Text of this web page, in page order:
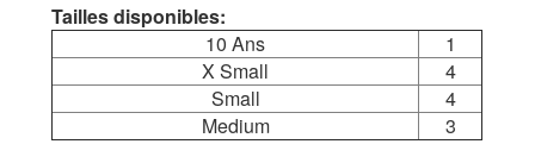
Tailles disponibles:
10 Ans
1
X Small
4
Small
4
Medium
3